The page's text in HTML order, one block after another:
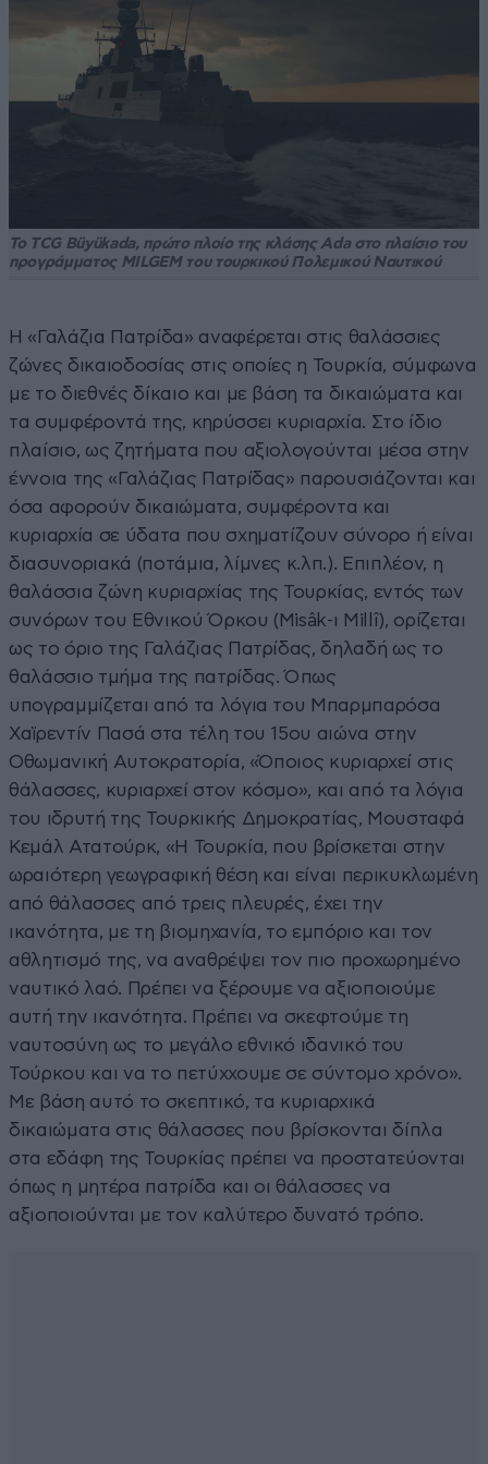
Το TCG Büyükada, πρώτο πλοίο της κλάσης Ada στο πλαίσιο του
προγράμματος MILGEM του τουρκικού Πολεμικού Ναυτικού
Η «Γαλάζια Πατρίδα» αναφέρεται στις θαλάσσιες
ζώνες δικαιοδοσίας στις οποίες η Τουρκία, σύμφωνα
με το διεθνές δίκαιο και με βάση τα δικαιώματα και
τα συμφέροντά της, κηρύσσει κυριαρχία. Στο ίδιο
πλαίσιο, ως ζητήματα που αξιολογούνται μέσα στην
έννοια της «Γαλάζιας Πατρίδας» παρουσιάζονται και
όσα αφορούν δικαιώματα, συμφέροντα και
κυριαρχία σε ύδατα που σχηματίζουν σύνορο ή είναι
διασυνοριακά (ποτάμια, λίμνες κ.λπ.). Επιπλέον, η
θαλάσσια ζώνη κυριαρχίας της Τουρκίας, εντός των
συνόρων του Εθνικού Όρκου (Misâk-ı Millî), ορίζεται
ως το όριο της Γαλάζιας Πατρίδας, δηλαδή ως το
θαλάσσιο τμήμα της πατρίδας. Όπως
υπογραμμίζεται από τα λόγια του Μπαρμπαρόσα
Χαϊρεντίν Πασά στα τέλη του 15ου αιώνα στην
Οθωμανική Αυτοκρατορία, «Όποιος κυριαρχεί στις
θάλασσες, κυριαρχεί στον κόσμο», και από τα λόγια
του ιδρυτή της Τουρκικής Δημοκρατίας, Μουσταφά
Κεμάλ Ατατούρκ, «Η Τουρκία, που βρίσκεται στην
ωραιότερη γεωγραφική θέση και είναι περικυκλωμένη
από θάλασσες από τρεις πλευρές, έχει την
ικανότητα, με τη βιομηχανία, το εμπόριο και τον
αθλητισμό της, να αναθρέψει τον πιο προχωρημένο
ναυτικό λαό. Πρέπει να ξέρουμε να αξιοποιούμε
αυτή την ικανότητα. Πρέπει να σκεφτούμε τη
ναυτοσύνη ως το μεγάλο εθνικό ιδανικό του
Τούρκου και να το πετύχχουμε σε σύντομο χρόνο».
Με βάση αυτό το σκεπτικό, τα κυριαρχικά
δικαιώματα στις θάλασσες που βρίσκονται δίπλα
στα εδάφη της Τουρκίας πρέπει να προστατεύονται
όπως η μητέρα πατρίδα και οι θάλασσες να
αξιοποιούνται με τον καλύτερο δυνατό τρόπο.